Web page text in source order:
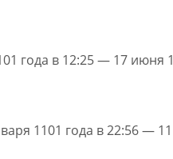
года в 12:25 — 17 июня
1101 года в 22:56 —